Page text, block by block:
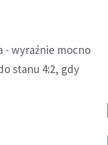
- wyraźnie mocno
stanu 4:2, gdy